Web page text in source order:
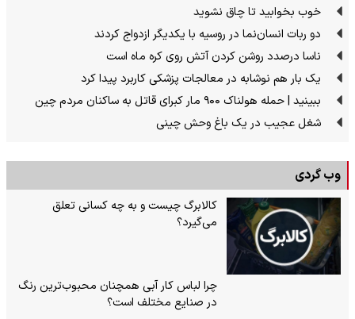
خوب بخوابید تا چاق نشوید
دو ربات انسان‌نما در روسیه با یکدیگر ازدواج کردند
ناسا درصدد روشن کردن آتش روی کره ماه است
یک بار هم نوشابه در معالجات پزشکی کاربرد پیدا کرد
ببینید | حمله هولناک ۹۰۰ مار کبرای قاتل به ساکنان مردم چین
شغل عجیب در یک باغ وحش چینی
وب گردی
کالابرگ چیست و به چه کسانی تعلق
می‌گیرد؟
چرا لباس کار آبی همچنان محبوب‌ترین رنگ
در صنایع مختلف است؟